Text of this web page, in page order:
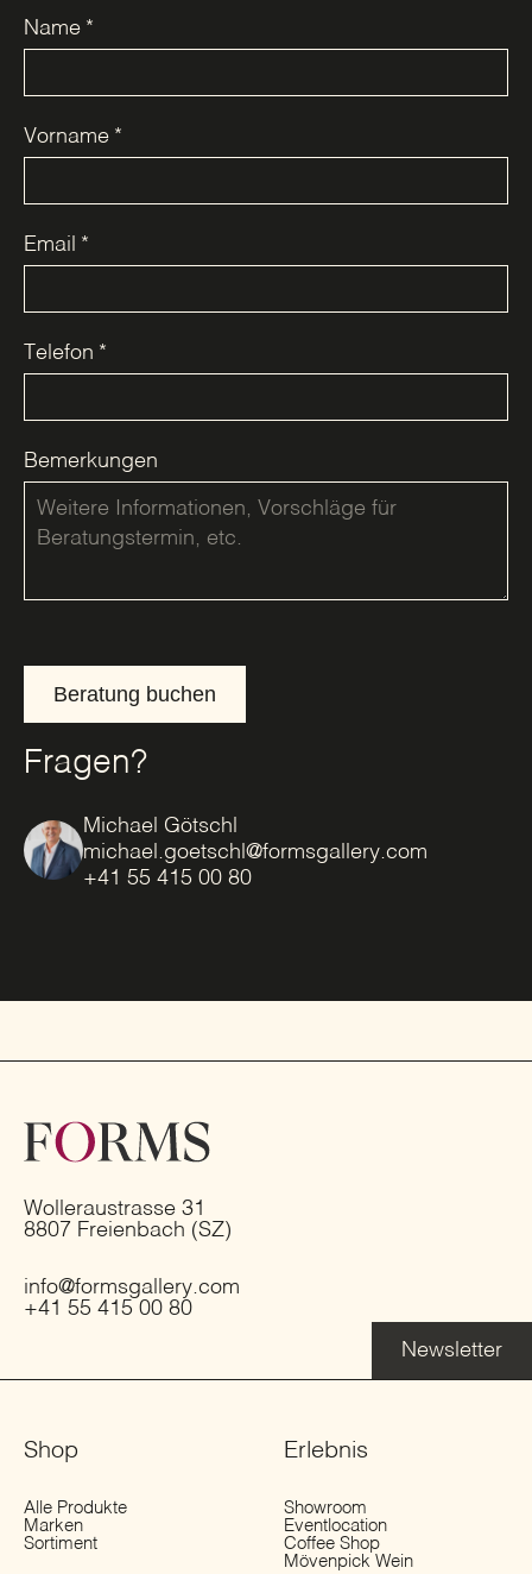
Name *
Vorname *
Email *
Telefon *
Bemerkungen
Beratung buchen
Fragen?
Michael Götschl
michael.goetschl@formsgallery.com
+41 55 415 00 80
Wolleraustrasse 31
8807 Freienbach (SZ)
info@formsgallery.com
+41 55 415 00 80
Newsletter
Shop
Alle Produkte
Marken
Sortiment
Erlebnis
Showroom
Eventlocation
Coffee Shop
Mövenpick Wein